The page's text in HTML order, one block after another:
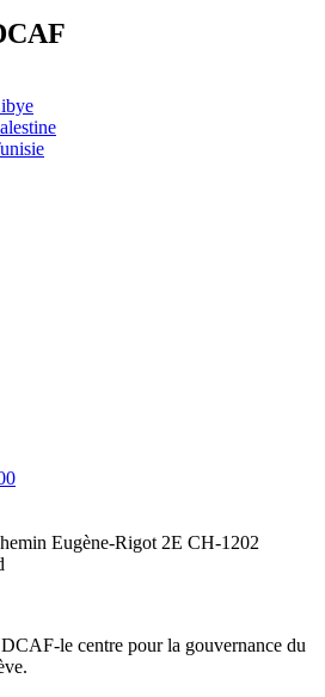
Eugène-Rigot 2E CH-1202
le centre pour la gouvernance du